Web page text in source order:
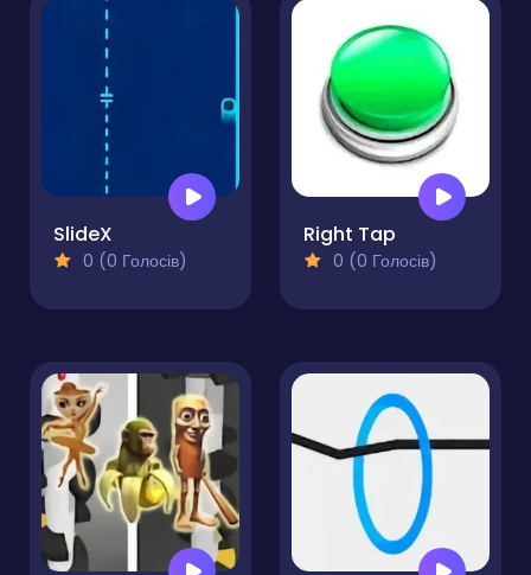
SlideX
0 (0 Голосів)
Right Tap
0 (0 Голосів)